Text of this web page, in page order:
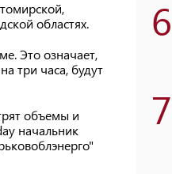
областях.
Это означает,
три часа, будут
объемы и
начальник
6
7